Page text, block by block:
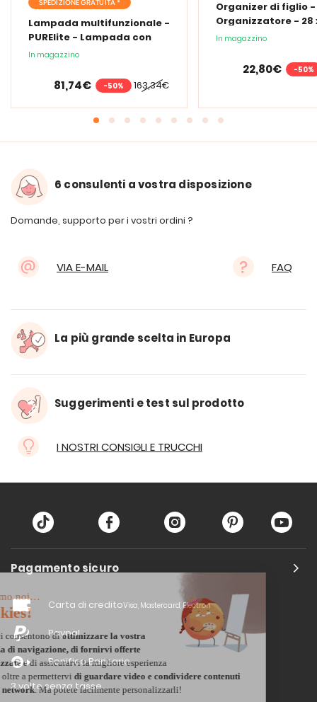
SPEDIZIONE GRATUITA *
Lampada multifunzionale -
PURElite - Lampada con
lente d'ingrandimento
In magazzino
163,34€
81,74€ -50%
Organizer di figlio -
Organizzatore - 28
cm
In magazzino
22,80€ -50%
6 consulenti a vostra disposizione
Domande, supporto per i vostri ordini ?
VIA E-MAIL FAQ
La più grande scelta in Europa
Suggerimenti e test sul prodotto
I NOSTRI CONSIGLI E TRUCCHI
Pagamento sicuro
Carta di creditoVisa, Mastercard, Electron
Paypal
Bonifico Bancario
3 volte senza tasse